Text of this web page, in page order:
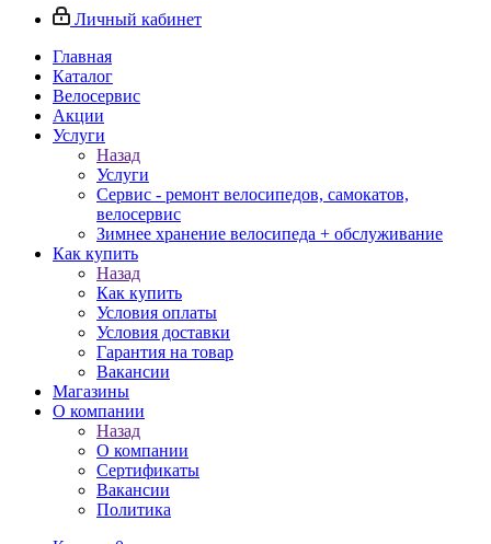
Личный кабинет
Главная
Каталог
Велосервис
Акции
Услуги
Назад
Услуги
Сервис - ремонт велосипедов, самокатов,
велосервис
Зимнее хранение велосипеда + обслуживание
Как купить
Назад
Как купить
Условия оплаты
Условия доставки
Гарантия на товар
Вакансии
Магазины
О компании
Назад
О компании
Сертификаты
Вакансии
Политика